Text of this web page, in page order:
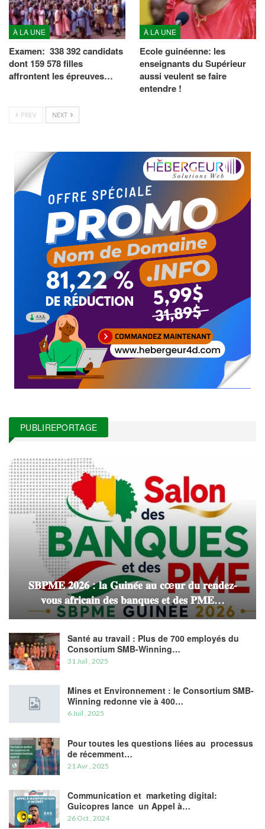
À LA UNE
Examen: 338 392 candidats
dont 159 578 filles
affrontent les épreuves…
À LA UNE
Ecole guinéenne: les
enseignants du Supérieur
aussi veulent se faire
entendre !
PREV NEXT
PUBLIREPORTAGE
𝐒𝐁𝐏𝐌𝐄 𝟐𝟎𝟐𝟔 : 𝐥𝐚 𝐆𝐮𝐢𝐧𝐞́𝐞 𝐚𝐮 𝐜œ𝐮𝐫 𝐝𝐮 𝐫𝐞𝐧𝐝𝐞𝐳-
𝐯𝐨𝐮𝐬 𝐚𝐟𝐫𝐢𝐜𝐚𝐢𝐧 𝐝𝐞𝐬 𝐛𝐚𝐧𝐪𝐮𝐞𝐬 𝐞𝐭 𝐝𝐞𝐬 𝐏𝐌𝐄…
Santé au travail : Plus de 700 employés du
Consortium SMB-Winning…
31 Juil , 2025
Mines et Environnement : le Consortium SMB-
Winning redonne vie à 400…
6 Juil , 2025
Pour toutes les questions liées au processus
de récemment…
21 Avr , 2025
Communication et marketing digital:
Guicopres lance un Appel à…
26 Oct , 2024